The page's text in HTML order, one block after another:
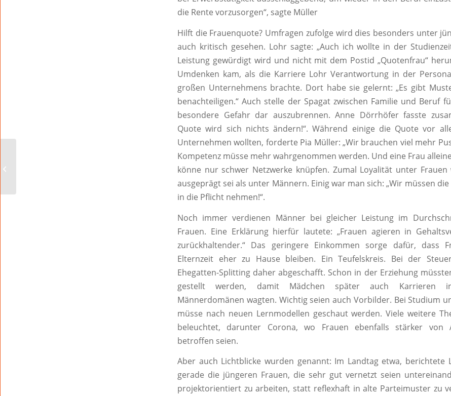
die Rente vorzusorgen“, sagte Müller
Hilft die Frauenquote? Umfragen zufolge wird dies besonders unter
auch kritisch gesehen. Lohr sagte: „Auch ich wollte in der
Leistung gewürdigt wird und nicht mit dem Postid „Quotenfrau“
Umdenken kam, als die Karriere Lohr Verantwortung in der
großen Unternehmens brachte. Dort habe sie gelernt: „Es gibt
benachteiligen.“ Auch stelle der Spagat zwischen Familie und Beruf
besondere Gefahr dar auszubrennen. Anne Dörrhöfer fasste
Quote wird sich nichts ändern!“. Während einige die Quote vor
Unternehmen wollten, forderte Pia Müller: „Wir brauchen viel mehr
Kompetenz müsse mehr wahrgenommen werden. Und eine Frau
könne nur schwer Netzwerke knüpfen. Zumal Loyalität unter Frauen
ausgeprägt sei als unter Männern. Einig war man sich: „Wir müssen
in die Pflicht nehmen!“.
Noch immer verdienen Männer bei gleicher Leistung im
Frauen. Eine Erklärung hierfür lautete: „Frauen agieren in
zurückhaltender.“ Das geringere Einkommen sorge dafür, dass
Elternzeit eher zu Hause bleiben. Ein Teufelskreis. Bei der
Ehegatten-Splitting daher abgeschafft. Schon in der Erziehung
gestellt werden, damit Mädchen später auch Karrieren
Männerdomänen wagten. Wichtig seien auch Vorbilder. Bei Studium
müsse nach neuen Lernmodellen geschaut werden. Viele weitere
beleuchtet, darunter Corona, wo Frauen ebenfalls stärker von
betroffen seien.
Aber auch Lichtblicke wurden genannt: Im Landtag etwa, berichtete
gerade die jüngeren Frauen, die sehr gut vernetzt seien
projektorientiert zu arbeiten, statt reflexhaft in alte Parteimuster zu